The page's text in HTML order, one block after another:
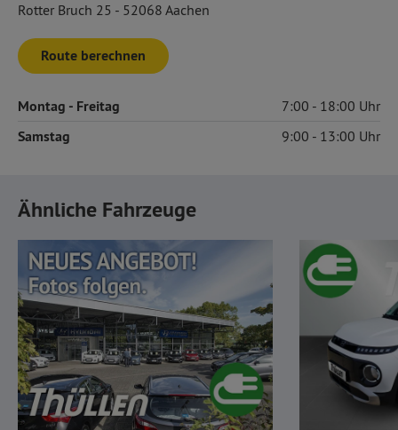
Rotter Bruch 25 - 52068 Aachen
Route berechnen
Montag - Freitag 7:00 18:00
Samstag 9:00 13:00
Ähnliche Fahrzeuge